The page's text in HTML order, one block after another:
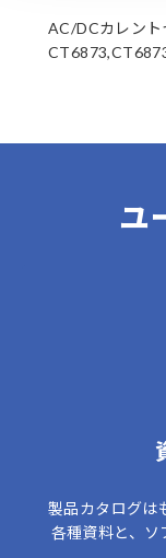
AC/DCカレント
ユ
製品カタログは
各種資料と、ソ